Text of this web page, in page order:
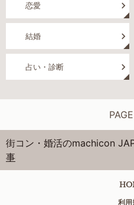
恋愛
結婚
占い・診断
街コン・婚活のmachicon
事
利用